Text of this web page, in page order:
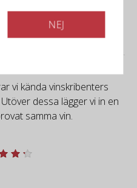
vi kända vinskribenters
dessa lägger vi in en
samma vin.
NEJ